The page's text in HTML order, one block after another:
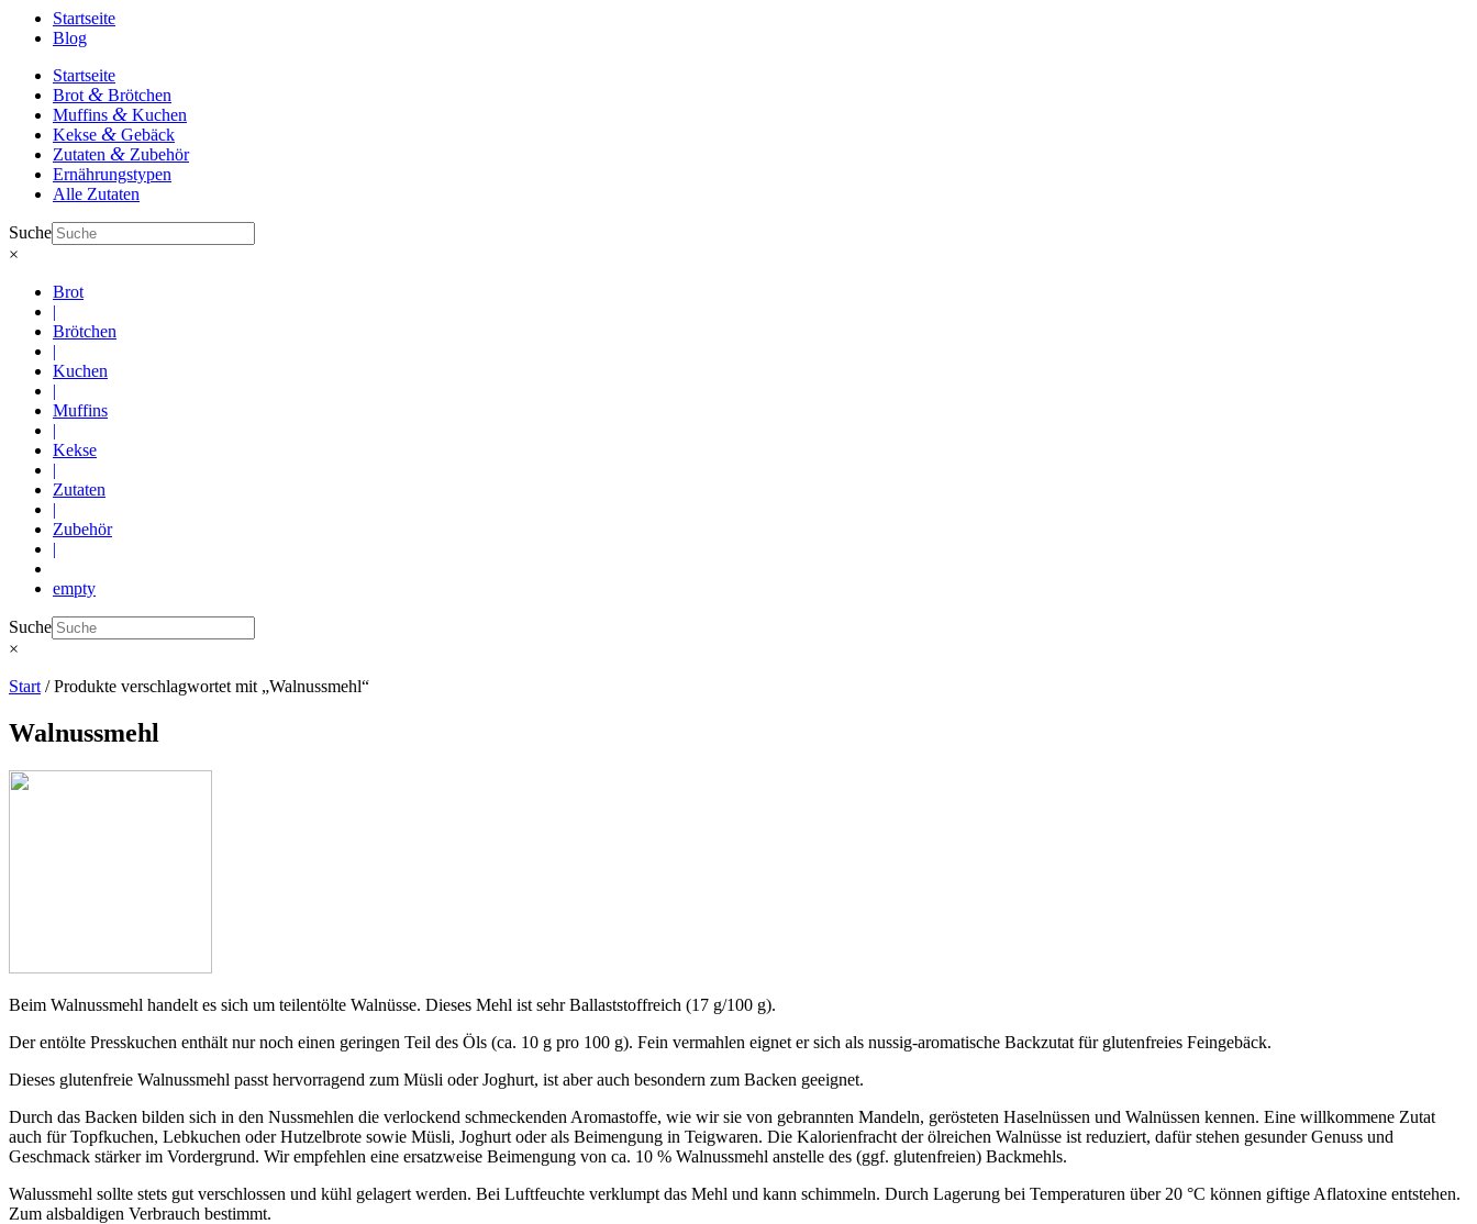
Startseite
Blog
Startseite
Brot & Brötchen
Muffins & Kuchen
Kekse & Gebäck
Zutaten & Zubehör
Ernährungstypen
Alle Zutaten
Suche
×
Brot
|
Brötchen
|
Kuchen
|
Muffins
|
Kekse
|
Zutaten
|
Zubehör
|
empty
Suche
×
Start / Produkte verschlagwortet mit „Walnussmehl“
Walnussmehl
Beim Walnussmehl handelt es sich um teilentölte Walnüsse. Dieses Mehl ist sehr Ballaststoffreich (17 g/100 g).
Der entölte Presskuchen enthält nur noch einen geringen Teil des Öls (ca. 10 g pro 100 g). Fein vermahlen eignet er sich als nussig-aromatische Backzutat für glutenfreies Feingebäck.
Dieses glutenfreie Walnussmehl passt hervorragend zum Müsli oder Joghurt, ist aber auch besondern zum Backen geeignet.
Durch das Backen bilden sich in den Nussmehlen die verlockend schmeckenden Aromastoffe, wie wir sie von gebrannten Mandeln, gerösteten Haselnüssen und Walnüssen kennen. Eine willkommene Zutat
auch für Topfkuchen, Lebkuchen oder Hutzelbrote sowie Müsli, Joghurt oder als Beimengung in Teigwaren. Die Kalorienfracht der ölreichen Walnüsse ist reduziert, dafür stehen gesunder Genuss und
Geschmack stärker im Vordergrund. Wir empfehlen eine ersatzweise Beimengung von ca. 10 % Walnussmehl anstelle des (ggf. glutenfreien) Backmehls.
Walussmehl sollte stets gut verschlossen und kühl gelagert werden. Bei Luftfeuchte verklumpt das Mehl und kann schimmeln. Durch Lagerung bei Temperaturen über 20 °C können giftige Aflatoxine entstehen.
Zum alsbaldigen Verbrauch bestimmt.